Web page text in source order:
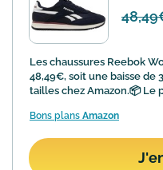
Les chaussures Reebok
48,49€, soit une baisse de
tailles chez Amazon.📦 Le
Bons plans Amazon